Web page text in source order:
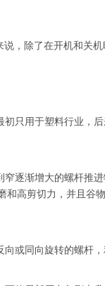
，除了在开机和关
只用于塑料行业，
逐渐增大的螺杆推
高剪切力，并且谷
或同向旋转的螺杆，